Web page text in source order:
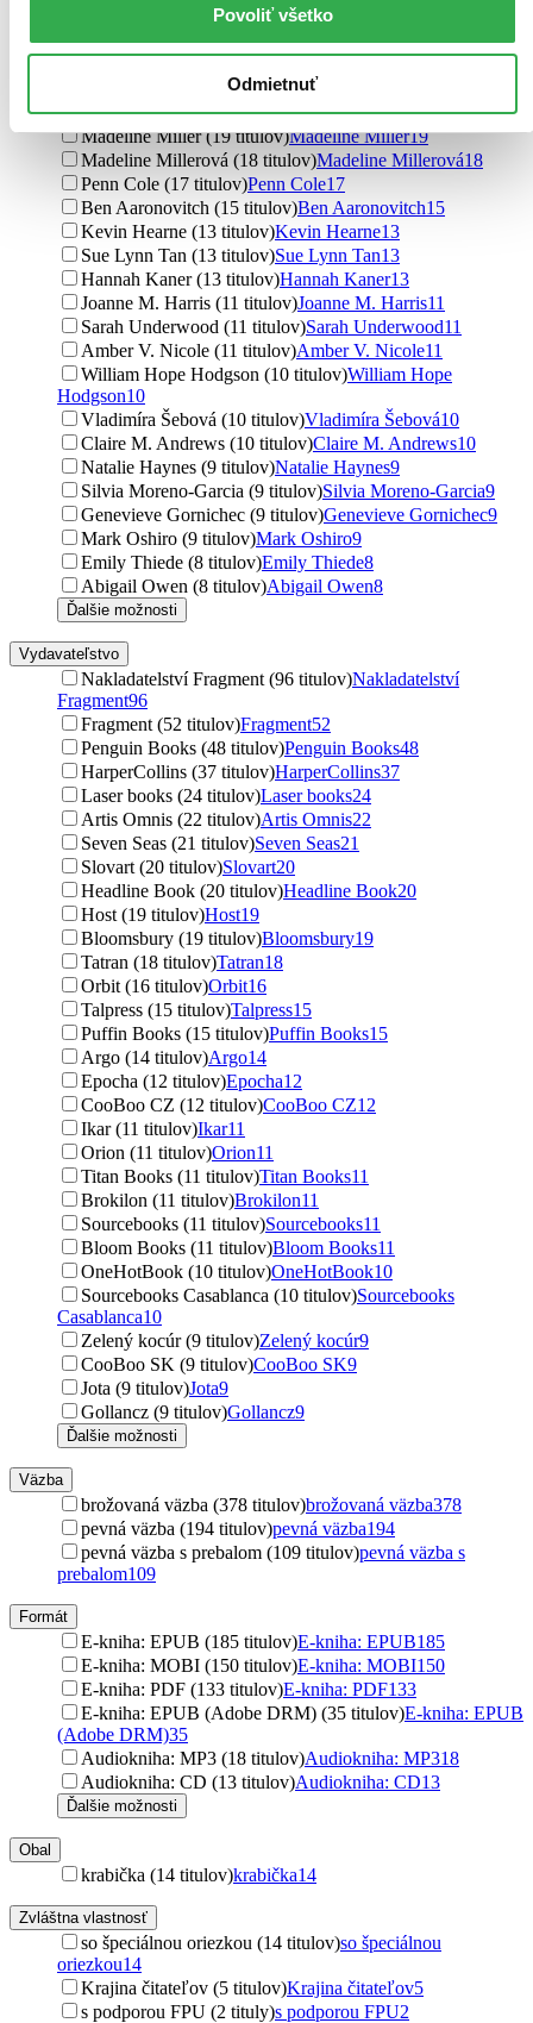
Povoliť všetko
Odmietnuť
Steven Erikson (27 titulov)Steven Erikson
Katee Robert (24 titulov)Katee Robert24
John Gwynne (23 titulov)John Gwynne
Mo Xiang Tong Xiu (20 titulov)Mo Xiang Tong Xiu20
Madeline Miller (19 titulov)Madeline Miller19
Madeline Millerová (18 titulov)Madeline Millerová18
Penn Cole (17 titulov)Penn Cole17
Ben Aaronovitch (15 titulov)Ben Aaronovitch15
Kevin Hearne (13 titulov)Kevin Hearne13
Sue Lynn Tan (13 titulov)Sue Lynn Tan13
Hannah Kaner (13 titulov)Hannah Kaner13
Joanne M. Harris (11 titulov)Joanne M. Harris11
Sarah Underwood (11 titulov)Sarah Underwood11
Amber V. Nicole (11 titulov)Amber V. Nicole11
William Hope Hodgson (10 titulov)William Hope
Hodgson10
Vladimíra Šebová (10 titulov)Vladimíra Šebová10
Claire M. Andrews (10 titulov)Claire M. Andrews10
Natalie Haynes (9 titulov)Natalie Haynes9
Silvia Moreno-Garcia (9 titulov)Silvia Moreno-Garcia9
Genevieve Gornichec (9 titulov)Genevieve Gornichec9
Mark Oshiro (9 titulov)Mark Oshiro9
Emily Thiede (8 titulov)Emily Thiede8
Abigail Owen (8 titulov)Abigail Owen8
Ďalšie možnosti
Vydavateľstvo
Nakladatelství Fragment (96 titulov)Nakladatelství
Fragment96
Fragment (52 titulov)Fragment52
Penguin Books (48 titulov)Penguin Books48
HarperCollins (37 titulov)HarperCollins37
Laser books (24 titulov)Laser books24
Artis Omnis (22 titulov)Artis Omnis22
Seven Seas (21 titulov)Seven Seas21
Slovart (20 titulov)Slovart20
Headline Book (20 titulov)Headline Book20
Host (19 titulov)Host19
Bloomsbury (19 titulov)Bloomsbury19
Tatran (18 titulov)Tatran18
Orbit (16 titulov)Orbit16
Talpress (15 titulov)Talpress15
Puffin Books (15 titulov)Puffin Books15
Argo (14 titulov)Argo14
Epocha (12 titulov)Epocha12
CooBoo CZ (12 titulov)CooBoo CZ12
Ikar (11 titulov)Ikar11
Orion (11 titulov)Orion11
Titan Books (11 titulov)Titan Books11
Brokilon (11 titulov)Brokilon11
Sourcebooks (11 titulov)Sourcebooks11
Bloom Books (11 titulov)Bloom Books11
OneHotBook (10 titulov)OneHotBook10
Sourcebooks Casablanca (10 titulov)Sourcebooks
Casablanca10
Zelený kocúr (9 titulov)Zelený kocúr9
CooBoo SK (9 titulov)CooBoo SK9
Jota (9 titulov)Jota9
Gollancz (9 titulov)Gollancz9
Ďalšie možnosti
Väzba
brožovaná väzba (378 titulov)brožovaná väzba378
pevná väzba (194 titulov)pevná väzba194
pevná väzba s prebalom (109 titulov)pevná väzba s
prebalom109
Formát
E-kniha: EPUB (185 titulov)E-kniha: EPUB185
E-kniha: MOBI (150 titulov)E-kniha: MOBI150
E-kniha: PDF (133 titulov)E-kniha: PDF133
E-kniha: EPUB (Adobe DRM) (35 titulov)E-kniha: EPUB
(Adobe DRM)35
Audiokniha: MP3 (18 titulov)Audiokniha: MP318
Audiokniha: CD (13 titulov)Audiokniha: CD13
Ďalšie možnosti
Obal
krabička (14 titulov)krabička14
Zvláštna vlastnosť
so špeciálnou oriezkou (14 titulov)so špeciálnou
oriezkou14
Krajina čitateľov (5 titulov)Krajina čitateľov5
s podporou FPU (2 tituly)s podporou FPU2